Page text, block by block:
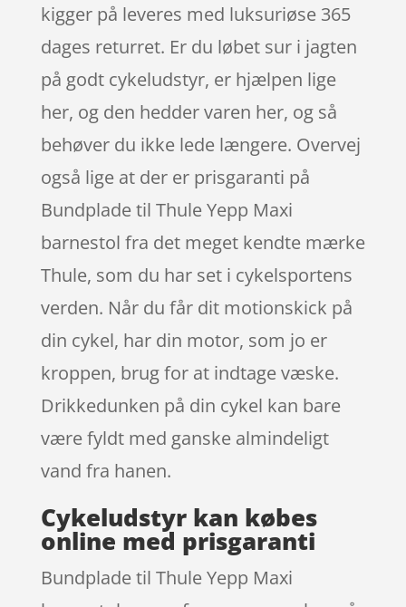
kigger på leveres med luksuriøse 365
dages returret. Er du løbet sur i jagten
på godt cykeludstyr, er hjælpen lige
her, og den hedder varen her, og så
behøver du ikke lede længere. Overvej
også lige at der er prisgaranti på
Bundplade til Thule Yepp Maxi
barnestol fra det meget kendte mærke
Thule, som du har set i cykelsportens
verden. Når du får dit motionskick på
din cykel, har din motor, som jo er
kroppen, brug for at indtage væske.
Drikkedunken på din cykel kan bare
være fyldt med ganske almindeligt
vand fra hanen.
Cykeludstyr kan købes
online med prisgaranti
Bundplade til Thule Yepp Maxi